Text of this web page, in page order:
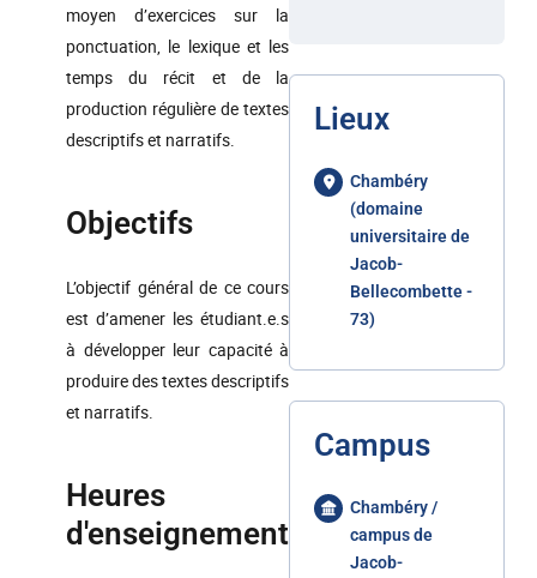
moyen d’exercices sur la
ponctuation, le lexique et les
temps du récit et de la
production régulière de textes
descriptifs et narratifs.
Objectifs
L’objectif général de ce cours
est d’amener les étudiant.e.s
à développer leur capacité à
produire des textes descriptifs
et narratifs.
Heures
d'enseignement
Lieux
Chambéry
(domaine
universitaire de
Jacob-
Bellecombette -
73)
Campus
Chambéry /
campus de
Jacob-